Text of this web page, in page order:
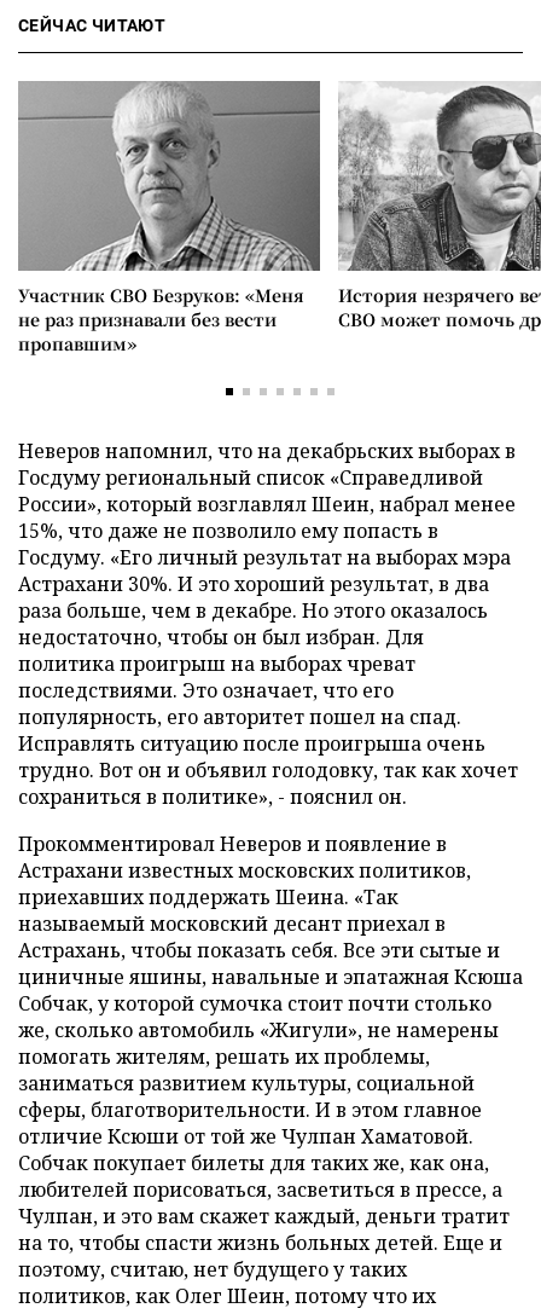
СЕЙЧАС ЧИТАЮТ
Участник СВО Безруков: «Меня
не раз признавали без вести
пропавшим»
История незрячего
СВО может помочь
Неверов напомнил, что на декабрьских выборах в
Госдуму региональный список «Справедливой
России», который возглавлял Шеин, набрал менее
15%, что даже не позволило ему попасть в
Госдуму. «Его личный результат на выборах мэра
Астрахани 30%. И это хороший результат, в два
раза больше, чем в декабре. Но этого оказалось
недостаточно, чтобы он был избран. Для
политика проигрыш на выборах чреват
последствиями. Это означает, что его
популярность, его авторитет пошел на спад.
Исправлять ситуацию после проигрыша очень
трудно. Вот он и объявил голодовку, так как хочет
сохраниться в политике», - пояснил он.
Прокомментировал Неверов и появление в
Астрахани известных московских политиков,
приехавших поддержать Шеина. «Так
называемый московский десант приехал в
Астрахань, чтобы показать себя. Все эти сытые и
циничные яшины, навальные и эпатажная Ксюша
Собчак, у которой сумочка стоит почти столько
же, сколько автомобиль «Жигули», не намерены
помогать жителям, решать их проблемы,
заниматься развитием культуры, социальной
сферы, благотворительности. И в этом главное
отличие Ксюши от той же Чулпан Хаматовой.
Собчак покупает билеты для таких же, как она,
любителей порисоваться, засветиться в прессе, а
Чулпан, и это вам скажет каждый, деньги тратит
на то, чтобы спасти жизнь больных детей. Еще и
поэтому, считаю, нет будущего у таких
политиков, как Олег Шеин, потому что их